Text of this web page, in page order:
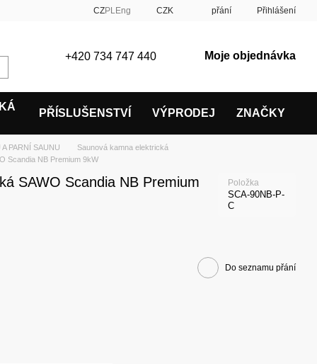
CZPLEng CZK přání Přihlášení
+420 734 747 440 Moje objednávka
PŘÍSLUŠENSTVÍ VÝPRODEJ ZNAČKY
PARNÍ SAUNU
Saunová kamna elektrická
Scandia NB Premium 9kW
SAWO Scandia NB Premium
Položka
SCA-90NB-P-
C
Do seznamu přání